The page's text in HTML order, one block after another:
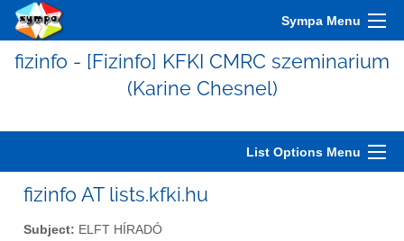
Sympa Menu
fizinfo - [Fizinfo] KFKI CMRC szeminarium
(Karine Chesnel)
List Options Menu
fizinfo AT lists.kfki.hu
Subject: ELFT HÍRADÓ